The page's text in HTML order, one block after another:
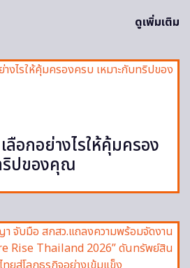
ดูเพิ่มเติม
ลือกอย่างไรให้คุ้มครอง
ริปของคุณ